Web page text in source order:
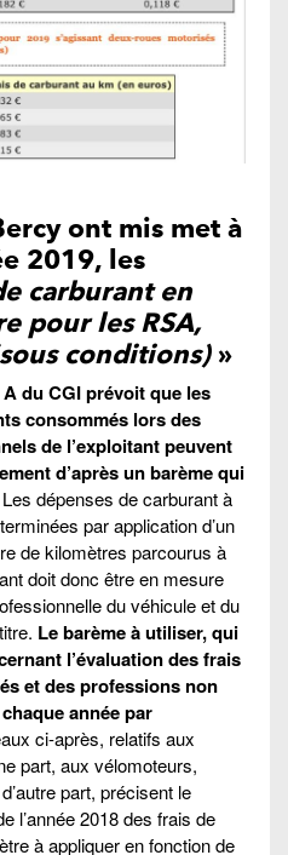
ont mis met à
2019, les
carburant en
pour les RSA,
conditions) »
du CGI prévoit que les
consommés lors des
de l’exploitant peuvent
d’après un barème qui
dépenses de carburant à
par application d’un
de kilomètres parcourus à
doit donc être en mesure
du véhicule et du
Le barème à utiliser, qui
l’évaluation des frais
et des professions non
année par
ci-après, relatifs aux
part, aux vélomoteurs,
part, précisent le
l’année 2018 des frais de
à appliquer en fonction de